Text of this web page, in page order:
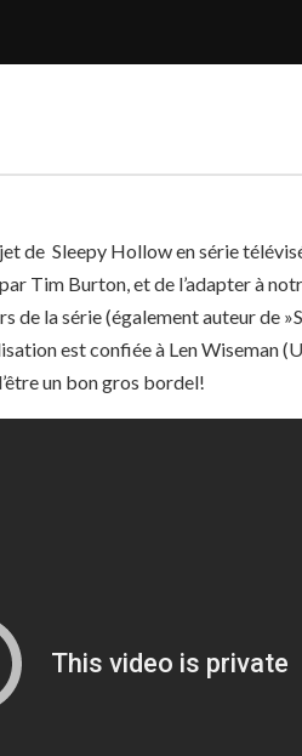
de Sleepy Hollow en série
Tim Burton, et de l’adapter à
de la série (également auteur de
est confiée à Len Wiseman
un bon gros bordel!